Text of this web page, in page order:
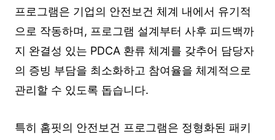
프로그램은 기업의 안전보건 체계 내에서 유기적
으로 작동하며, 프로그램 설계부터 사후 피드백까
지 완결성 있는 PDCA 환류 체계를 갖추어 담당자
의 증빙 부담을 최소화하고 참여율을 체계적으로
관리할 수 있도록 돕습니다.
특히 홈핏의 안전보건 프로그램은 정형화된 패키